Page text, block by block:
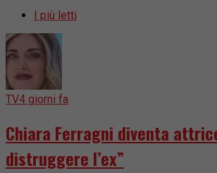
I più letti
TV4 giorni fa
Chiara Ferragni diventa
distruggere l’ex”